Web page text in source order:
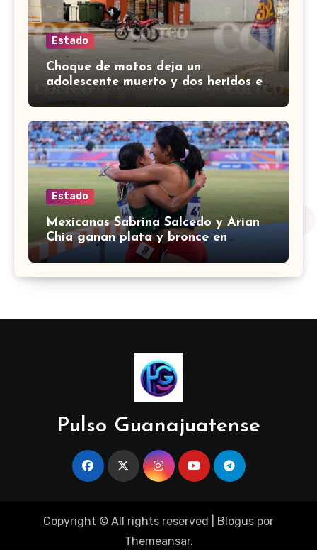
Estado
Choque de motos deja un
adolescente muerto y dos heridos en
colina Los Presidentes, en León
Estado
Mexicanas Sabrina Salcedo y Arian
Chía ganan plata y bronce en
3000m con obstáculos en
Pulso Guanajuatense
Copyright © All rights reserved Blogus por
Themeansar.